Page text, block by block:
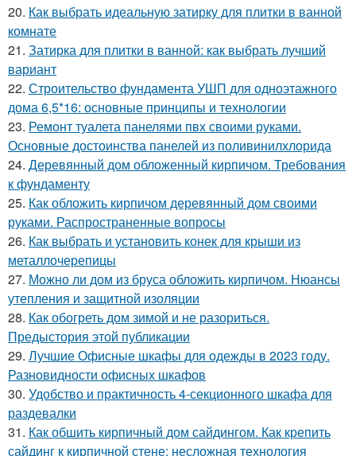
20. Как выбрать идеальную затирку для плитки в ванной
комнате
21. Затирка для плитки в ванной: как выбрать лучший
вариант
22. Строительство фундамента УШП для одноэтажного
дома 6,5*16: основные принципы и технологии
23. Ремонт туалета панелями пвх своими руками.
Основные достоинства панелей из поливинилхлорида
24. Деревянный дом обложенный кирпичом. Требования
к фундаменту
25. Как обложить кирпичом деревянный дом своими
руками. Распространенные вопросы
26. Как выбрать и установить конек для крыши из
металлочерепицы
27. Можно ли дом из бруса обложить кирпичом. Нюансы
утепления и защитной изоляции
28. Как обогреть дом зимой и не разориться.
Предыстория этой публикации
29. Лучшие Офисные шкафы для одежды в 2023 году.
Разновидности офисных шкафов
30. Удобство и практичность 4-секционного шкафа для
раздевалки
31. Как обшить кирпичный дом сайдингом. Как крепить
сайдинг к кирпичной стене: несложная технология